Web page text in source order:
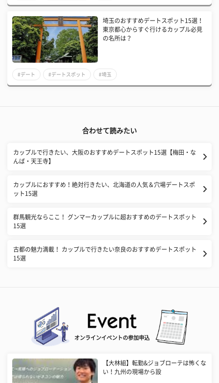
埼玉のおすすめデートスポット15選！
東京都心からすぐ行けるカップル必見
の名所は？
#デート #デートスポット #埼玉
合わせて読みたい
カップルで行きたい、大阪のおすすめデートスポット15選【梅田・な
んば・天王寺】
カップルにおすすめ！絶対行きたい、北海道の人気＆穴場デートスポ
ット15選
群馬観光ならここ！ グンマーカップルに超おすすめのデートスポット
15選
古都の魅力満載！ カップルで行きたい奈良のおすすめデートスポット
15選
オンラインイベントの参加申込
【大林組】転勤&ジョブローテは怖くな
い！九州の現場から設